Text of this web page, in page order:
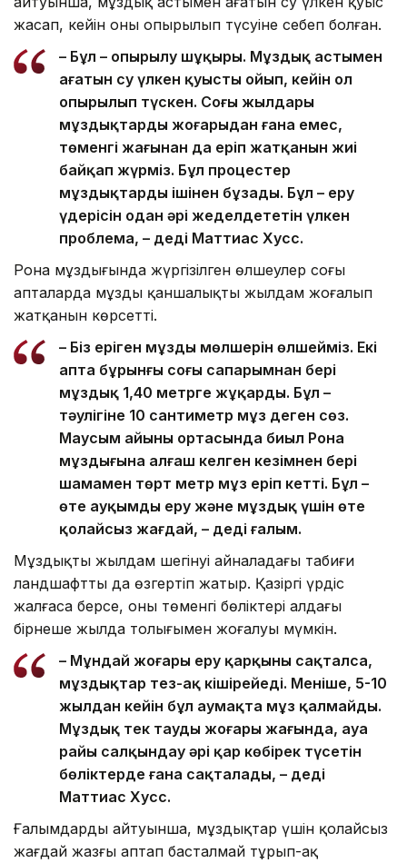
жасап, кейін оның опырылып түсуіне себеп болған.
– Бұл – опырылу шұңқыры. Мұздық астымен
ағатын су үлкен қуысты ойып, кейін ол
опырылып түскен. Соңғы жылдары
мұздықтардың жоғарыдан ғана емес,
төменгі жағынан да еріп жатқанын жиі
байқап жүрміз. Бұл процестер
мұздықтарды ішінен бұзады. Бұл – еру
үдерісін одан әрі жеделдететін үлкен
проблема, – деді Маттиас Хусс.
Рона мұздығында жүргізілген өлшеулер соңғы
апталарда мұздың қаншалықты жылдам жоғалып
жатқанын көрсетті.
– Біз еріген мұздың мөлшерін өлшейміз. Екі
апта бұрынғы соңғы сапарымнан бері
мұздық 1,40 метрге жұқарды. Бұл –
тәулігіне 10 сантиметр мұз деген сөз.
Маусым айының ортасында биыл Рона
мұздығына алғаш келген кезімнен бері
шамамен төрт метр мұз еріп кетті. Бұл –
өте ауқымды еру және мұздық үшін өте
қолайсыз жағдай, – деді ғалым.
Мұздықтың жылдам шегінуі айналадағы табиғи
ландшафтты да өзгертіп жатыр. Қазіргі үрдіс
жалғаса берсе, оның төменгі бөліктері алдағы
бірнеше жылда толығымен жоғалуы мүмкін.
– Мұндай жоғары еру қарқыны сақталса,
мұздықтар тез-ақ кішірейеді. Меніңше, 5-10
жылдан кейін бұл аумақта мұз қалмайды.
Мұздық тек таудың жоғары жағында, ауа
райы салқындау әрі қар көбірек түсетін
бөліктерде ғана сақталады, – деді
Маттиас Хусс.
Ғалымдардың айтуынша, мұздықтар үшін қолайсыз
жағдай жазғы аптап басталмай тұрып-ақ